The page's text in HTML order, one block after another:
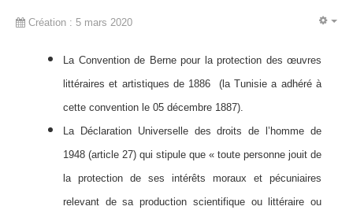
Création : 5 mars 2020
La Convention de Berne pour la protection des œuvres
littéraires et artistiques de 1886 (la Tunisie a adhéré à
cette convention le 05 décembre 1887).
La Déclaration Universelle des droits de l’homme de
1948 (article 27) qui stipule que « toute personne jouit de
la protection de ses intérêts moraux et pécuniaires
relevant de sa production scientifique ou littéraire ou